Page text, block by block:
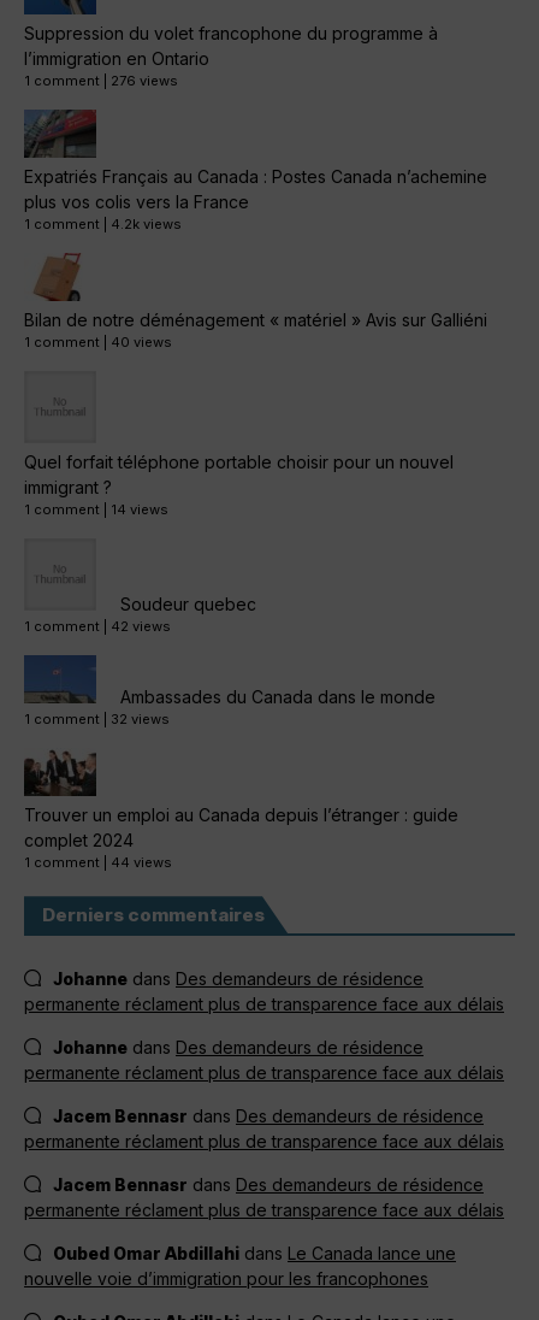
Suppression du volet francophone du programme à
l’immigration en Ontario
1 comment 276 views
Expatriés Français au Canada : Postes Canada n’achemine
plus vos colis vers la France
1 comment 4.2k views
Bilan de notre déménagement « matériel » Avis sur Galliéni
1 comment 40 views
Quel forfait téléphone portable choisir pour un nouvel
immigrant ?
1 comment 14 views
Soudeur quebec
1 comment 42 views
Ambassades du Canada dans le monde
1 comment 32 views
Trouver un emploi au Canada depuis l’étranger : guide
complet 2024
1 comment 44 views
Derniers commentaires
Johanne dans Des demandeurs de résidence
permanente réclament plus de transparence face aux délais
Johanne dans Des demandeurs de résidence
permanente réclament plus de transparence face aux délais
Jacem Bennasr dans Des demandeurs de résidence
permanente réclament plus de transparence face aux délais
Jacem Bennasr dans Des demandeurs de résidence
permanente réclament plus de transparence face aux délais
Oubed Omar Abdillahi dans Le Canada lance une
nouvelle voie d’immigration pour les francophones